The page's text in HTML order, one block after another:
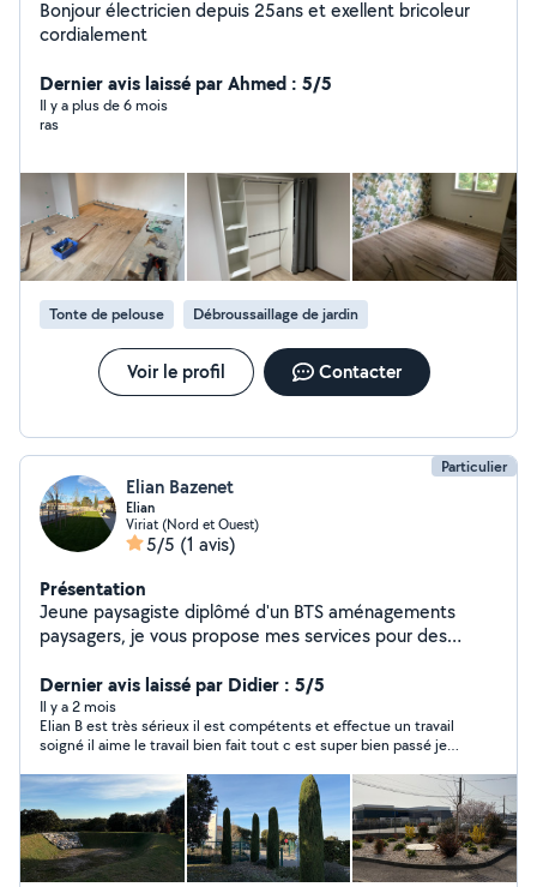
Bonjour électricien depuis 25ans et exellent bricoleur
cordialement
Dernier avis laissé par Ahmed : 5/5
Il y a plus de 6 mois
ras
Tonte de pelouse Débroussaillage de jardin
Voir le profil Contacter
Particulier
Elian Bazenet
Elian
Viriat (Nord et Ouest)
5/5 (1 avis)
Présentation
Jeune paysagiste diplômé d'un BTS aménagements
paysagers, je vous propose mes services pour des
également de création : Taille de haies, arbustes, arbres
fruitiers Taille olivier Élagage Tonte, débroussaillage,
désherbage, broyage végétaux Pose de gazon en
plaque, gazon semis Plantation, création de massifs
Nettoyage karcher Je dispose de tout le matériel
nécessaire. N'hésitez pas à me contacter. Elian
Dernier avis laissé par Didier : 5/5
Il y a 2 mois
Elian B est très sérieux il est compétents et effectue un travail
soigné il aime le travail bien fait tout c est super bien passé je